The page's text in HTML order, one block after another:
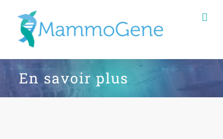
content
En savoir plus